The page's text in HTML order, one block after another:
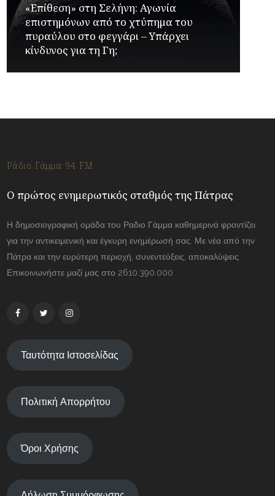
«Επίθεση» στη Σελήνη: Αγωνία
επιστημόνων από το χτύπημα του
πυραύλου στο φεγγάρι – Υπάρχει
κίνδυνος για τη Γη;
Ράδιο Γάμμα 94 FM
Ο πρώτος ενημερωτικός σταθμός της Πάτρας
Η δημοσιογραφική ομάδα του Ραδιο Γάμμα καθημερινά φροντίζει
για την αντικειμενική και έγκυρη ενημέρωσή σας. Με νέα από την
Πάτρα και την ευρύτερη περιοχή, συνεντεύξεις, αποκαλύψεις.
Επικοινωνήστε μαζί μας στο 2610.390.000
Ταυτότητα Ιστοσελίδας
Πολιτική Απορρήτου
Όροι Χρήσης